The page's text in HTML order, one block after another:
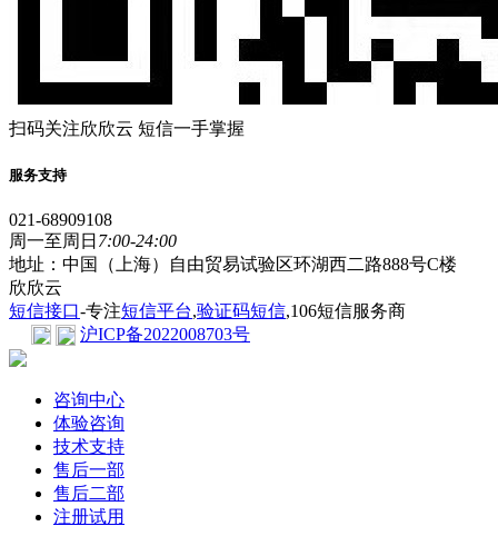
扫码关注欣欣云 短信一手掌握
服务支持
021-68909108
周一至周日 7:00-24:00
地址：中国（上海）自由贸易试验区环湖西二路888号C楼
欣欣云
短信接口-专注短信平台,验证码短信,106短信服务商
沪ICP备2022008703号
咨询中心
体验咨询
技术支持
售后一部
售后二部
注册试用